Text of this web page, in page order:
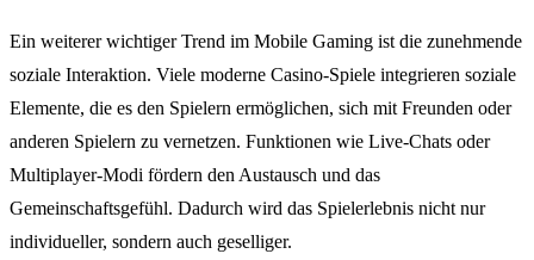
Ein weiterer wichtiger Trend im Mobile Gaming ist die zunehmende
soziale Interaktion. Viele moderne Casino-Spiele integrieren soziale
Elemente, die es den Spielern ermöglichen, sich mit Freunden oder
anderen Spielern zu vernetzen. Funktionen wie Live-Chats oder
Multiplayer-Modi fördern den Austausch und das
Gemeinschaftsgefühl. Dadurch wird das Spielerlebnis nicht nur
individueller, sondern auch geselliger.